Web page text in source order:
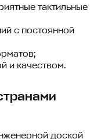
тактильные
с постоянной
и качеством.
доской